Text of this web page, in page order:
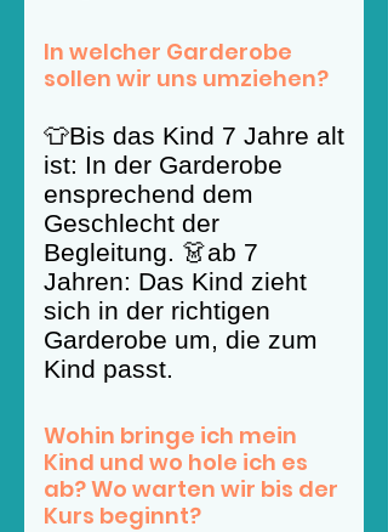
In welcher Garderobe
sollen wir uns umziehen?
👕Bis das Kind 7 Jahre alt
ist: In der Garderobe
ensprechend dem
Geschlecht der
Begleitung. 👗ab 7
Jahren: Das Kind zieht
sich in der richtigen
Garderobe um, die zum
Kind passt.
Wohin bringe ich mein
Kind und wo hole ich es
ab? Wo warten wir bis der
Kurs beginnt?